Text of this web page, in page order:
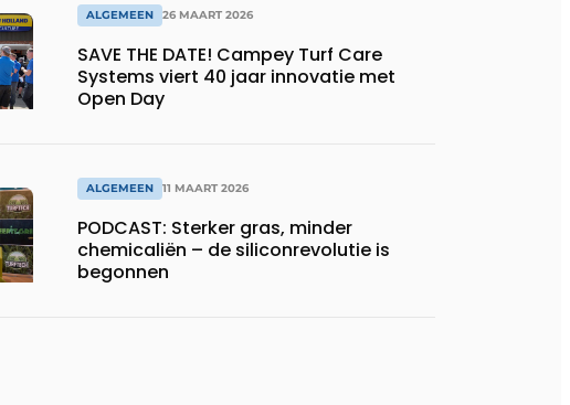
ALGEMEEN 26 MAART 2026
SAVE THE DATE! Campey Turf Care
Systems viert 40 jaar innovatie met
Open Day
ALGEMEEN 11 MAART 2026
PODCAST: Sterker gras, minder
chemicaliën – de siliconrevolutie is
begonnen